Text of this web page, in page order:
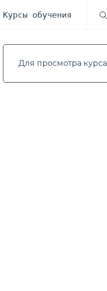
Курсы обучения
Для просмотра курса